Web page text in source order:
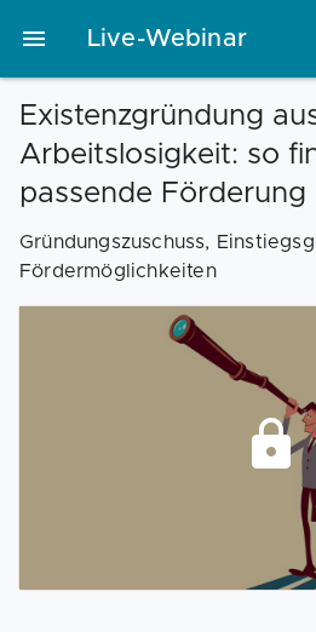
Live-Webinar
Vorlagen
Club
Existenzgründung
Arbeitslosigkeit: so
passende Förderung
Gründungszuschuss,
Fördermöglichkeiten